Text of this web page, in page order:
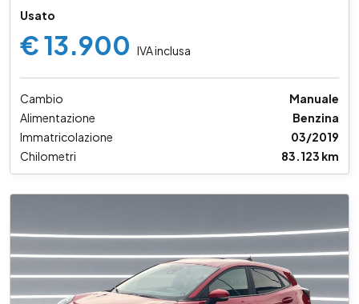
Usato
€ 13.900 IVA inclusa
Cambio
Manuale
Alimentazione
Benzina
Immatricolazione
03/2019
Chilometri
83.123 km